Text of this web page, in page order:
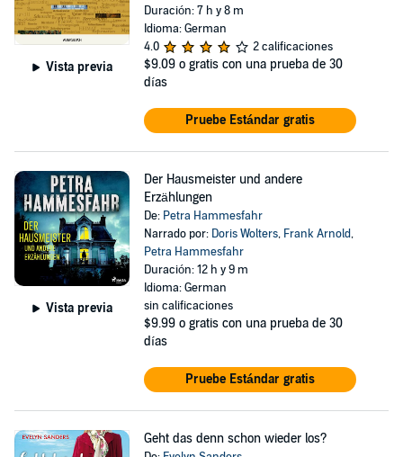
Vista previa
Duración: 7 h y 8 m
Idioma: German
4.0
2 calificaciones
$9.09 o gratis con una prueba de 30
días
Pruebe Estándar gratis
Vista previa
Der Hausmeister und andere
Erzählungen
De: Petra Hammesfahr
Narrado por: Doris Wolters, Frank Arnold,
Petra Hammesfahr
Duración: 12 h y 9 m
Idioma: German
sin calificaciones
$9.99 o gratis con una prueba de 30
días
Pruebe Estándar gratis
Geht das denn schon wieder los?